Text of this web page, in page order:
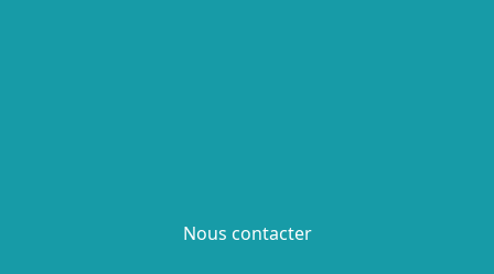
Nous contacter